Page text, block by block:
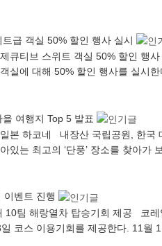
급 객실 50% 할인 행사 실시
큐티브 스위트 객실 50% 할인
실에 대해 50% 할인 행사를 실시
여행지 Top 5 발표
본 하코네 내장산 국립공원, 한
있는 최고의 ‘단풍’ 장소를 찾아가
이벤트 진행
팀 해랑열차 탑승기회 제공 코레
코스 이용기회를 제공한다. 11월